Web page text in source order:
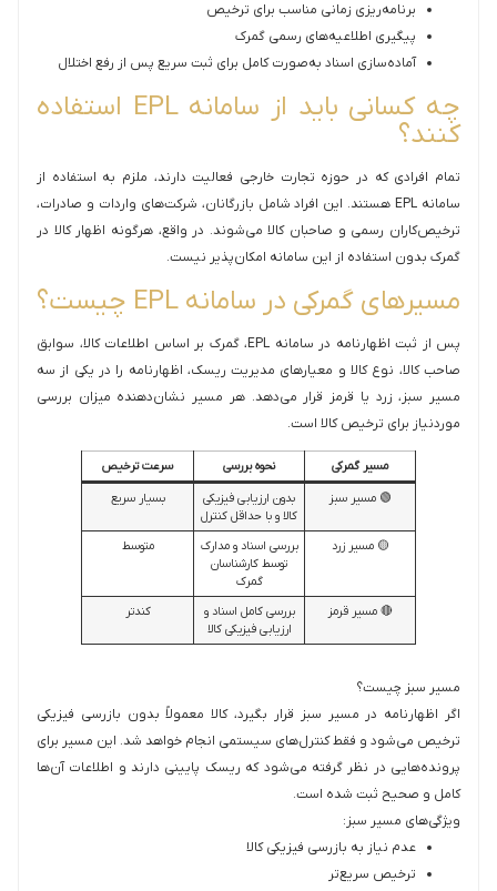
برنامه‌ریزی زمانی مناسب برای ترخیص
پیگیری اطلاعیه‌های رسمی گمرک
آماده‌سازی اسناد به‌صورت کامل برای ثبت سریع پس از رفع اختلال
چه کسانی باید از سامانه EPL استفاده
کنند؟
تمام افرادی که در حوزه تجارت خارجی فعالیت دارند، ملزم به استفاده از
سامانه EPL هستند. این افراد شامل بازرگانان، شرکت‌های واردات و صادرات،
ترخیص‌کاران رسمی و صاحبان کالا می‌شوند. در واقع، هرگونه اظهار کالا در
گمرک بدون استفاده از این سامانه امکان‌پذیر نیست.
مسیرهای گمرکی در سامانه EPL چیست؟
پس از ثبت اظهارنامه در سامانه EPL، گمرک بر اساس اطلاعات کالا، سوابق
صاحب کالا، نوع کالا و معیارهای مدیریت ریسک، اظهارنامه را در یکی از سه
مسیر سبز، زرد یا قرمز قرار می‌دهد. هر مسیر نشان‌دهنده میزان بررسی
موردنیاز برای ترخیص کالا است.
مسیر گمرکی نحوه بررسی سرعت ترخیص
🟢 مسیر سبز
بدون ارزیابی فیزیکی
کالا و با حداقل کنترل
بسیار سریع
🟡 مسیر زرد
بررسی اسناد و مدارک
توسط کارشناسان
گمرک
متوسط
🔴 مسیر قرمز
بررسی کامل اسناد و
ارزیابی فیزیکی کالا
کندتر
مسیر سبز چیست؟
اگر اظهارنامه در مسیر سبز قرار بگیرد، کالا معمولاً بدون بازرسی فیزیکی
ترخیص می‌شود و فقط کنترل‌های سیستمی انجام خواهد شد. این مسیر برای
پرونده‌هایی در نظر گرفته می‌شود که ریسک پایینی دارند و اطلاعات آن‌ها
کامل و صحیح ثبت شده است.
ویژگی‌های مسیر سبز:
عدم نیاز به بازرسی فیزیکی کالا
ترخیص سریع‌تر